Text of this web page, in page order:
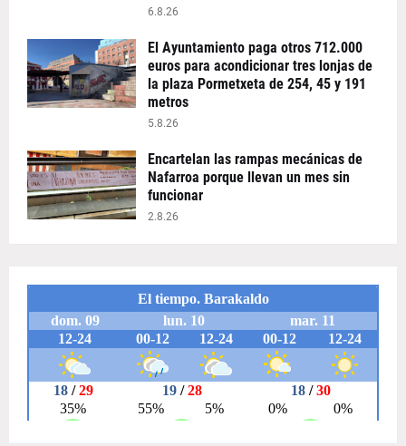
6.8.26
El Ayuntamiento paga otros 712.000
euros para acondicionar tres lonjas de
la plaza Pormetxeta de 254, 45 y 191
metros
5.8.26
Encartelan las rampas mecánicas de
Nafarroa porque llevan un mes sin
funcionar
2.8.26